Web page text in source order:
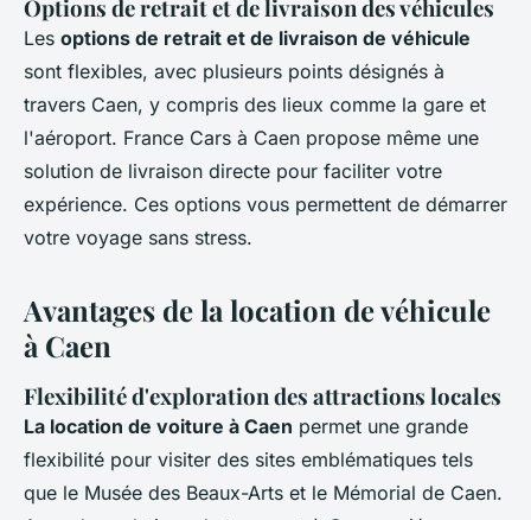
Options de retrait et de livraison des véhicules
Les options de retrait et de livraison de véhicule
sont flexibles, avec plusieurs points désignés à
travers Caen, y compris des lieux comme la gare et
l'aéroport. France Cars à Caen propose même une
solution de livraison directe pour faciliter votre
expérience. Ces options vous permettent de démarrer
votre voyage sans stress.
Avantages de la location de véhicule
à Caen
Flexibilité d'exploration des attractions locales
La location de voiture à Caen permet une grande
flexibilité pour visiter des sites emblématiques tels
que le Musée des Beaux-Arts et le Mémorial de Caen.